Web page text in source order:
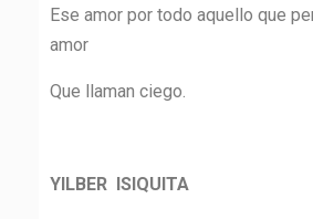
Ese amor por todo aquello que
amor
Que llaman ciego.
YILBER ISIQUITA